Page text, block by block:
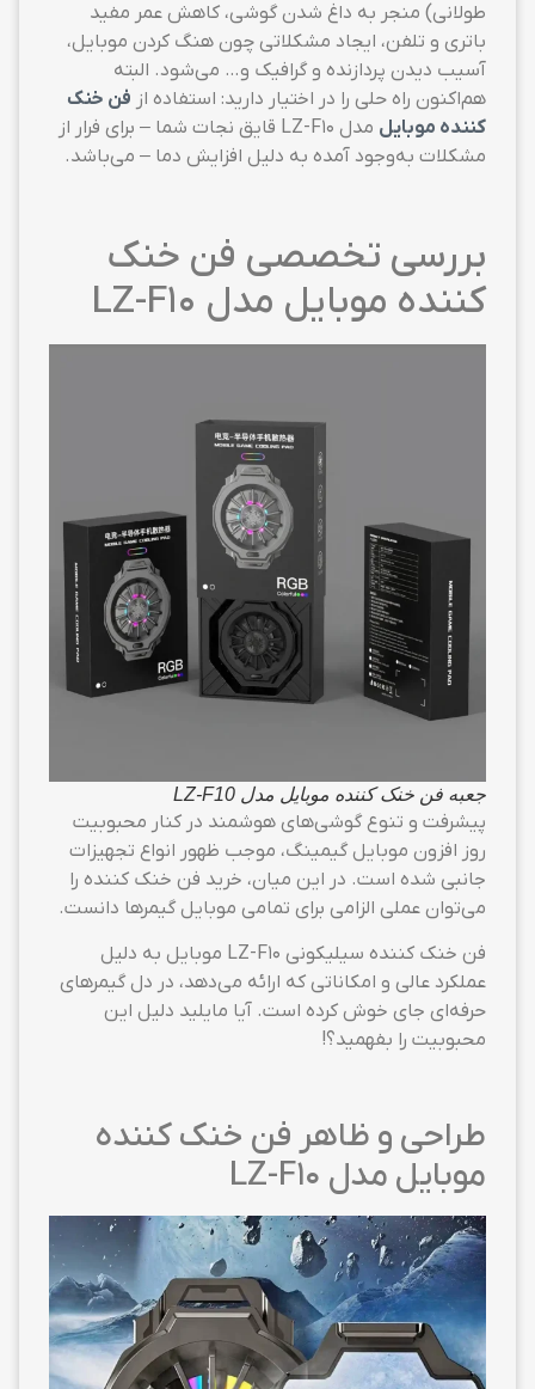
طولانی) منجر به داغ شدن گوشی، کاهش عمر مفید
باتری و تلفن، ایجاد مشکلاتی چون هنگ کردن موبایل،
آسیب دیدن پردازنده و گرافیک و… می‌شود. البته
هم‌اکنون راه حلی را در اختیار دارید: استفاده از فن خنک
کننده موبایل
مدل LZ-F10 قایق نجات شما – برای فرار از
مشکلات به‌وجود آمده به دلیل افزایش دما – می‌باشد.
بررسی تخصصی فن خنک
کننده موبایل مدل LZ-F10
جعبه فن خنک کننده موبایل مدل LZ-F10
پیشرفت و تنوع گوشی‌های هوشمند در کنار محبوبیت
روز افزون موبایل گیمینگ، موجب ظهور انواع تجهیزات
جانبی شده است. در این میان، خرید فن خنک کننده را
می‌توان عملی الزامی برای تمامی موبایل گیمرها دانست.
فن خنک کننده سیلیکونی LZ-F10 موبایل به دلیل
عملکرد عالی و امکاناتی که ارائه می‌دهد، در دل گیمرهای
حرفه‌ای جای خوش کرده است. آیا مایلید دلیل این
محبوبیت را بفهمید؟!
طراحی و ظاهر فن خنک کننده
موبایل مدل LZ-F10